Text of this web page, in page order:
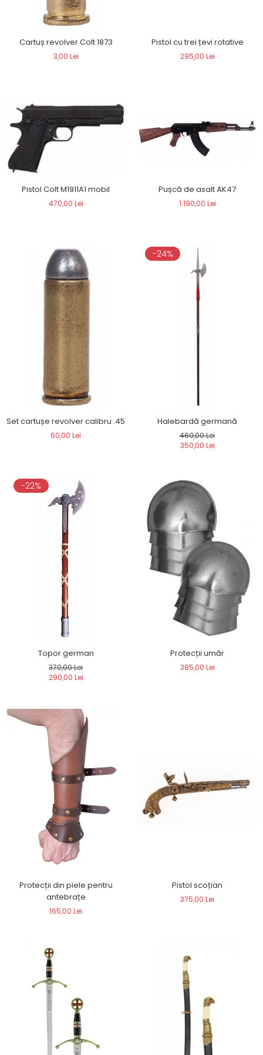
Cartuș revolver Colt 1873
3,00 Lei
Pistol cu trei țevi rotative
295,00 Lei
Pistol Colt M1911A1 mobil
470,00 Lei
Pușcă de asalt AK47
1.190,00 Lei
Set cartușe revolver calibru .45
60,00 Lei
-24%
Halebardă germană
460,00 Lei
350,00 Lei
-22%
Topor german
370,00 Lei
290,00 Lei
Protecții umăr
385,00 Lei
Protecții din piele pentru
antebrațe
165,00 Lei
Pistol scoțian
375,00 Lei